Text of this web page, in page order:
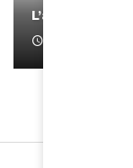
L’artiste Yoan